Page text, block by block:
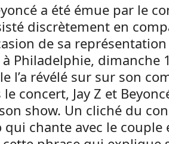
a été émue par le
discrètement en
de sa
à Philadelphie, dimanche
l’a révélé sur sur son
concert, Jay Z et
show. Un cliché du
qui chante avec le couple